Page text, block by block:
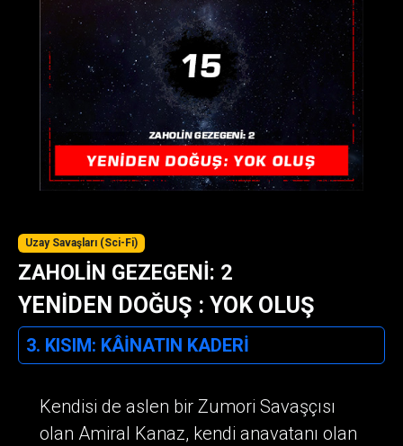
Uzay Savaşları (Sci-Fi)
ZAHOLİN GEZEGENİ: 2
YENİDEN DOĞUŞ : YOK OLUŞ
3. KISIM: KÂİNATIN KADERİ
Kendisi de aslen bir Zumori Savaşçısı
olan Amiral Kanaz, kendi anavatanı olan